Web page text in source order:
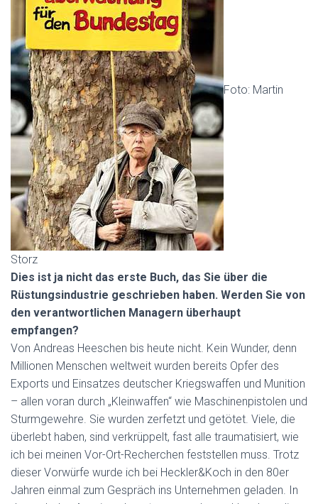
Foto: Martin
Storz
Dies ist ja nicht das erste Buch, das Sie über die
Rüstungsindustrie geschrieben haben. Werden Sie von
den verantwortlichen Managern überhaupt
empfangen?
Von Andreas Heeschen bis heute nicht. Kein Wunder, denn
Millionen Menschen weltweit wurden bereits Opfer des
Exports und Einsatzes deutscher Kriegswaffen und Munition
– allen voran durch „Kleinwaffen“ wie Maschinenpistolen und
Sturmgewehre. Sie wurden zerfetzt und getötet. Viele, die
überlebt haben, sind verkrüppelt, fast alle traumatisiert, wie
ich bei meinen Vor-Ort-Recherchen feststellen muss. Trotz
dieser Vorwürfe wurde ich bei Heckler&Koch in den 80er
Jahren einmal zum Gespräch ins Unternehmen geladen. In